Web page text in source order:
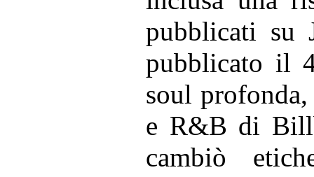
pubblicati su
pubblicato il
soul
e R&B di
cambiò